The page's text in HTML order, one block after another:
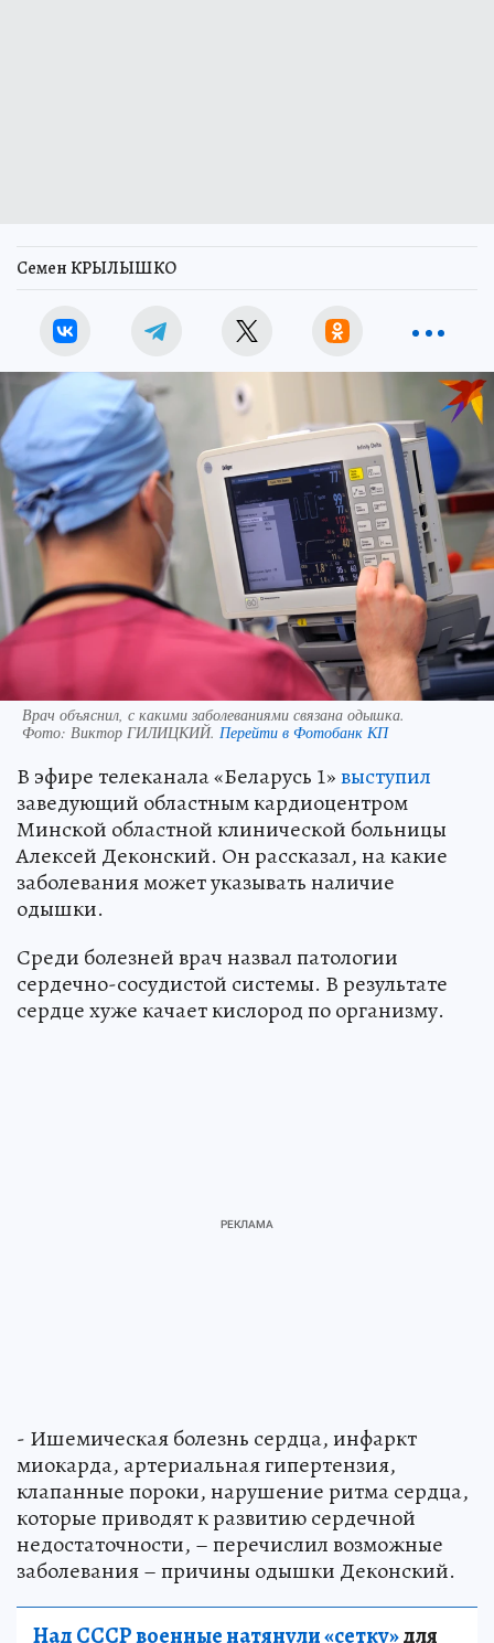
Семен КРЫЛЫШКО
Врач объяснил, с какими заболеваниями связана одышка.
Фото: Виктор ГИЛИЦКИЙ. Перейти в Фотобанк КП
В эфире телеканала «Беларусь 1»выступил
заведующий областным кардиоцентром
Минской областной клинической больницы
Алексей Деконский. Он рассказал, на какие
заболевания может указывать наличие
одышки.
Среди болезней врач назвал патологии
сердечно-сосудистой системы. В результате
сердце хуже качает кислород по организму.
- Ишемическая болезнь сердца, инфаркт
миокарда, артериальная гипертензия,
клапанные пороки, нарушение ритма сердца,
которые приводят к развитию сердечной
недостаточности, – перечислил возможные
заболевания – причины одышки Деконский.
Над СССР военные натянули «сетку»для